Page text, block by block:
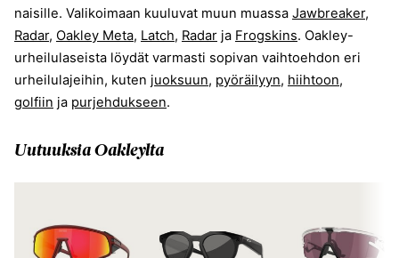
naisille. Valikoimaan kuuluvat muun muassa Jawbreaker,
Radar, Oakley Meta, Latch, Radar ja Frogskins. Oakley-
urheilulaseista löydät varmasti sopivan vaihtoehdon eri
urheilulajeihin, kuten juoksuun, pyöräilyyn, hiihtoon,
golfiin ja purjehdukseen.
Uutuuksia Oakleylta